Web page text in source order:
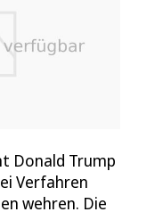
Donald Trump
Verfahren
wehren. Die